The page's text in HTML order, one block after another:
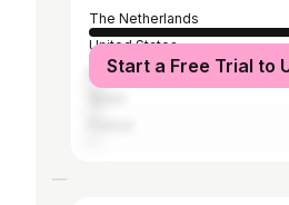
The Netherlands
United States
Belgium
Start a Free Trial to